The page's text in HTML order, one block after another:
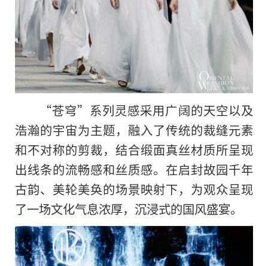
“苍穹”系列灵感采用广阔的天空以及
浩瀚的宇宙为主题，融入了传统的裁缝元素
和不对称的剪裁，结合缎面真丝材质所呈现
出线条的流畅感和丝质感。在启封故园千年
古韵、美轮美奂的场景映射下，为观众呈现
了一场文化气息浓厚，沉浸式的国风盛宴。